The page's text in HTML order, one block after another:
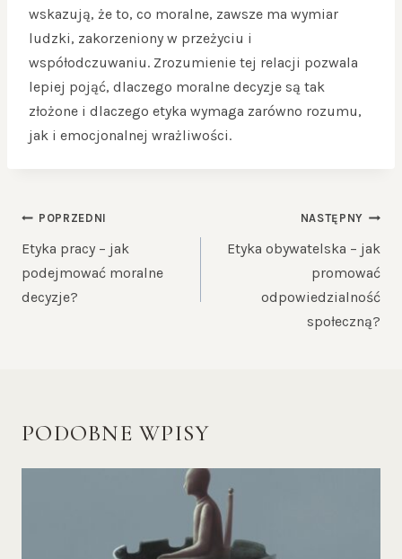
wskazują, że to, co moralne, zawsze ma wymiar
ludzki, zakorzeniony w przeżyciu i
współodczuwaniu. Zrozumienie tej relacji pozwala
lepiej pojąć, dlaczego moralne decyzje są tak
złożone i dlaczego etyka wymaga zarówno rozumu,
jak i emocjonalnej wrażliwości.
NAWIGACJA
WPISU
POPRZEDNI
Etyka pracy – jak
podejmować moralne
decyzje?
NASTĘPNY
Etyka obywatelska – jak
promować
odpowiedzialność
społeczną?
PODOBNE WPISY